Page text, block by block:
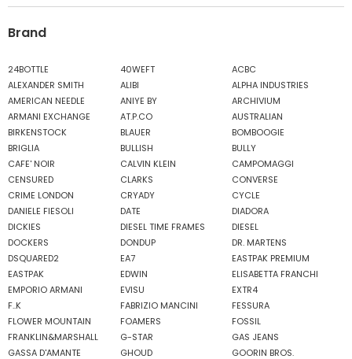
Brand
24BOTTLE 40WEFT
ACBC
ALEXANDER SMITH
ALIBI
ALPHA INDUSTRIES
AMERICAN NEEDLE
ANIYE BY
ARCHIVIUM
ARMANI EXCHANGE
AT.P.CO
AUSTRALIAN
BIRKENSTOCK
BLAUER
BOMBOOGIE
BRIGLIA
BULLISH
BULLY
CAFE' NOIR
CALVIN KLEIN
CAMPOMAGGI
CENSURED
CLARKS
CONVERSE
CRIME LONDON
CRYADY
CYCLE
DANIELE FIESOLI
DATE
DIADORA
DICKIES
DIESEL TIME FRAMES
DIESEL
DOCKERS
DONDUP
DR. MARTENS
DSQUARED2
EA7
EASTPAK PREMIUM
EASTPAK
EDWIN
ELISABETTA FRANCHI
EMPORIO ARMANI
EVISU
EXTR4
F..K
FABRIZIO MANCINI
FESSURA
FLOWER MOUNTAIN
FOAMERS
FOSSIL
FRANKLIN&MARSHALL
G-STAR
GAS JEANS
GASSA D'AMANTE
GHOUD
GOORIN BROS.